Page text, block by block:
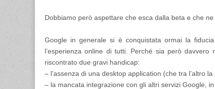
Dobbiamo però aspettare che esca dalla beta e che
Google in generale si è conquistata ormai la
l’esperienza online di tutti. Perché sia però
riscontrato due gravi handicap:
– l’assenza di una desktop application (che tra l’altro
– la mancata integrazione con gli altri servizi Google,